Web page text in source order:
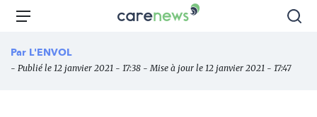
Aller
principal
Carenews,
des
Menu
Par L'ENVOL
- Publié le 12 janvier 2021 - 17:38 - Mise à jour le 12 janvier 2021 - 17:47